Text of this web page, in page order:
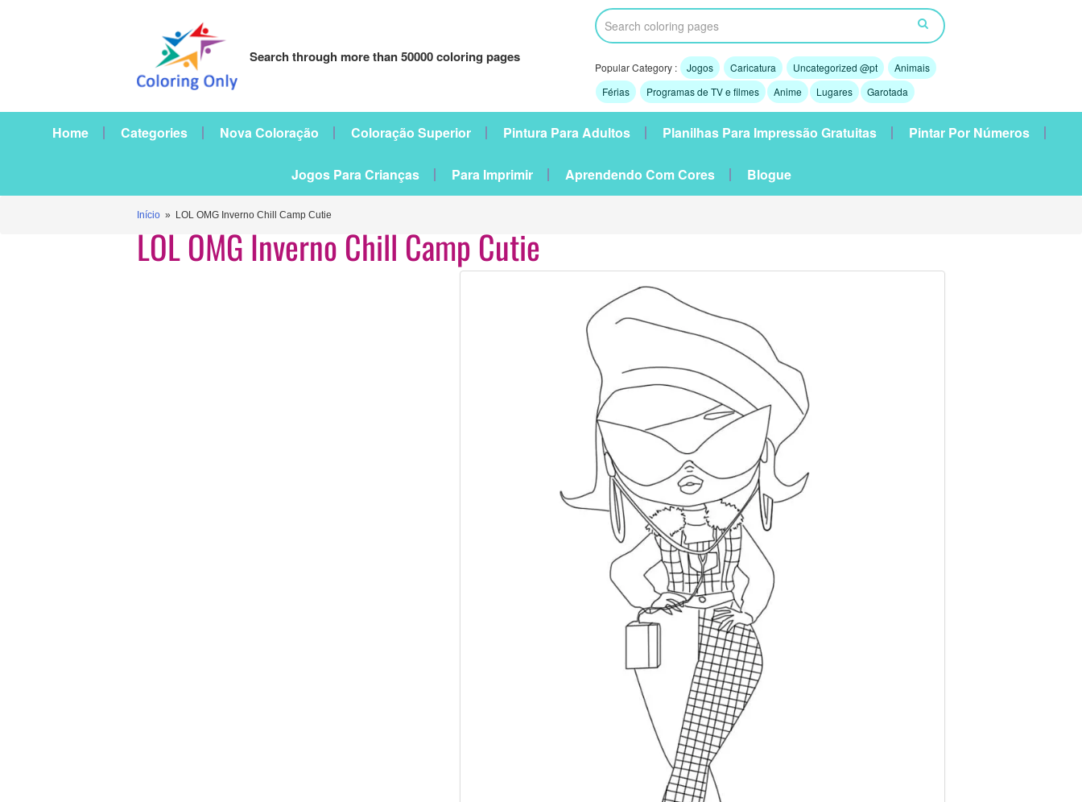
Search through more than 50000 coloring pages
Popular Category : Jogos Caricatura Uncategorized @pt
Animais
Férias
Programas de TV e filmes Anime Lugares Garotada
Home Categories Nova Coloração Coloração Superior Pintura Para Adultos Planilhas Para Impressão Gratuitas Pintar Por Números
Jogos Para Crianças Para Imprimir Aprendendo Com Cores Blogue
Início » LOL OMG Inverno Chill Camp Cutie
LOL OMG Inverno Chill Camp Cutie